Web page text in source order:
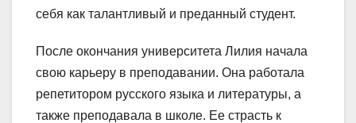
себя как талантливый и преданный студент.
После окончания университета Лилия начала
свою карьеру в преподавании. Она работала
репетитором русского языка и литературы, а
также преподавала в школе. Ее страсть к